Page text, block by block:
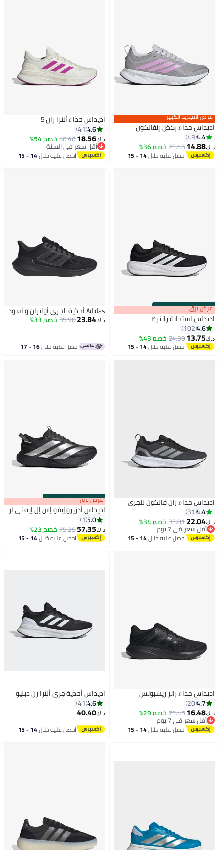
10
التجديد الكبير
حذاء ركض رنفالكون
4.4
43
14.88
23.45خصم 36%
احصل عليه خلال 14 - 15
اديداس حذاء ألترا ران 5
4.6
41
18.56
40.40خصم 54%
أقل سعر في السنة
أقل سعر في السنة
احصل عليه خلال 14 - 15
00m:00
·باقي 100%
16
برق
استجابة راينر ٢
4.6
102
13.75
24.39خصم 43%
احصل عليه خلال 14 - 15
Adidas أحذية الجري أولتران و أسود
23.84
35.90خصم 33%
احصل عليه خلال 16 - 17
حذاء ران فالكون للجري
4.4
31
22.04
33.81خصم 34%
أقل سعر في 7 يوم
أقل سعر في 7 يوماحصل عليه خلال 14 - 15
00m:00
·باقي 100%
3
عرض برق
اديداس أدزيرو إيفو إس إل إيه تي آر
5.0
1
57.35
75.25خصم 23%
احصل عليه خلال 14 - 15
حذاء رانر ريسبونس
4.7
20
16.48
23.45خصم 29%
أقل سعر في 7 يوم
أقل سعر في 7 يوماحصل عليه خلال 14 - 15
اديداس أحذية جري ألترا رن دبليو
4.6
41
40.40
احصل عليه خلال 14 - 15